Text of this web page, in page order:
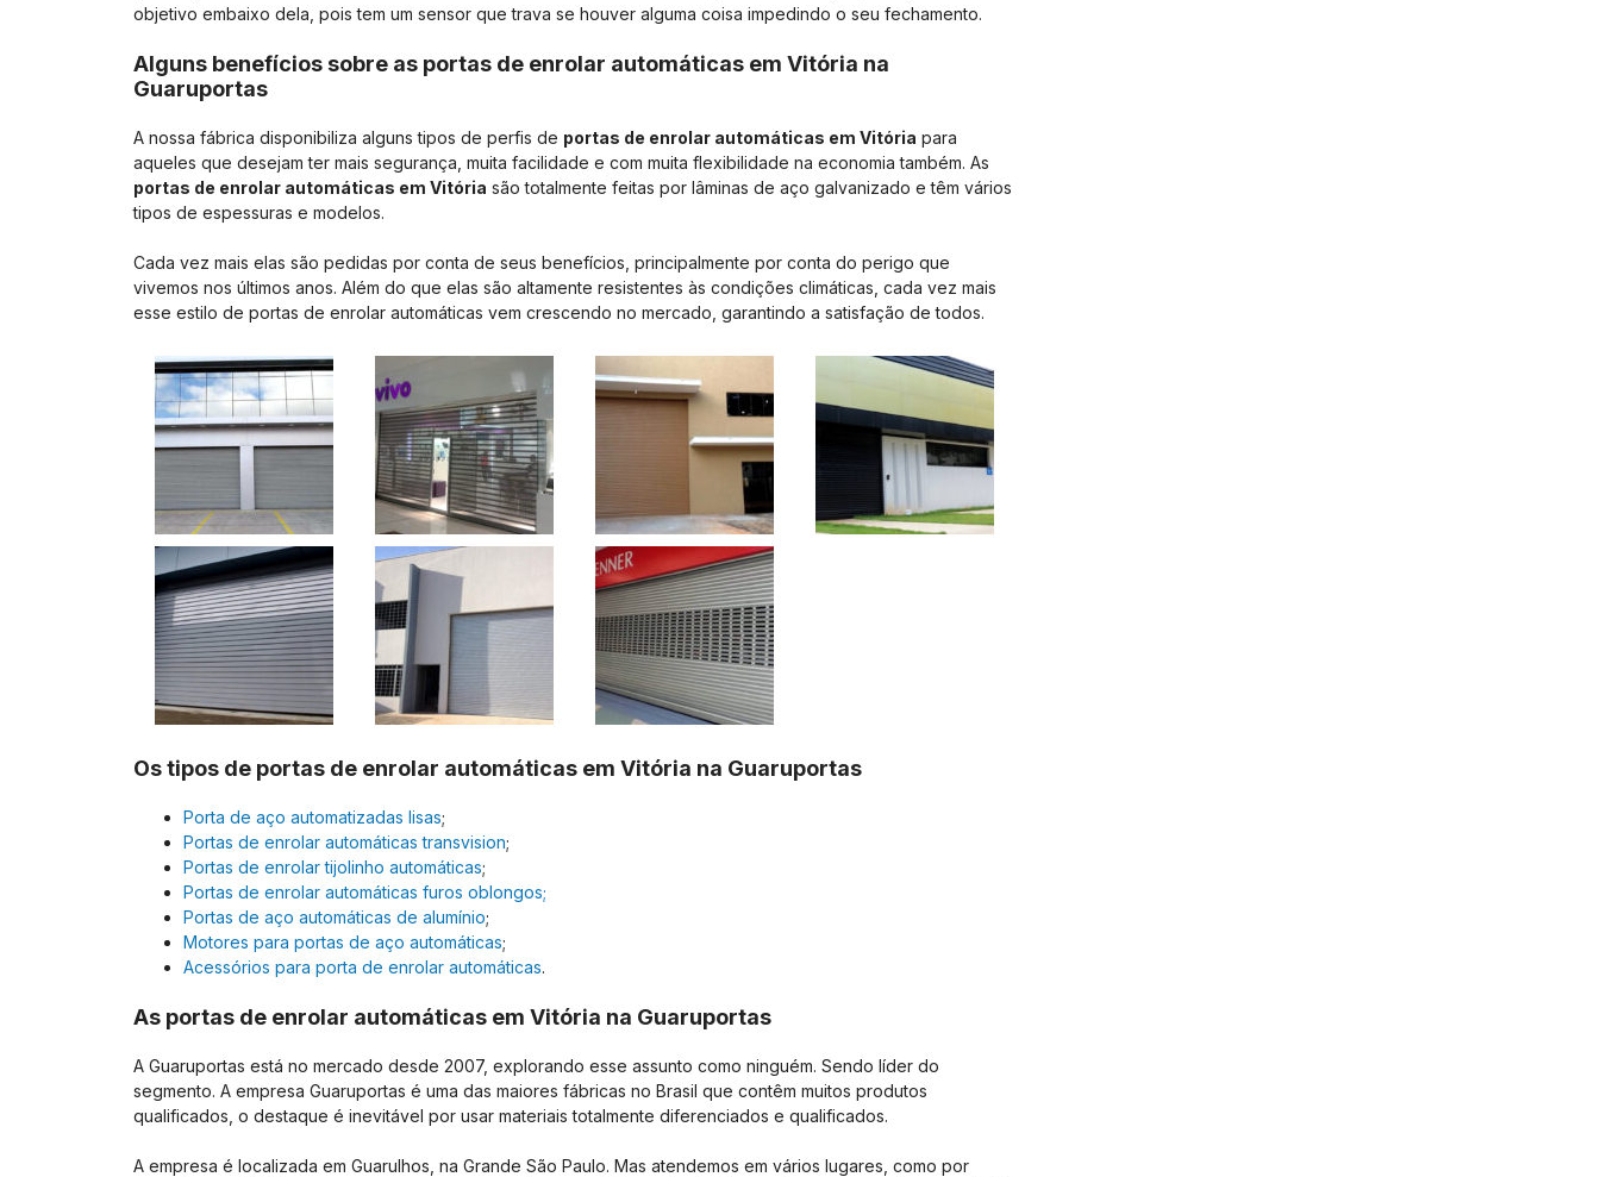
objetivo embaixo dela, pois tem um sensor que trava se houver alguma coisa impedindo o seu fechamento.
Alguns benefícios sobre as portas de enrolar automáticas em Vitória na
Guaruportas
A nossa fábrica disponibiliza alguns tipos de perfis de portas de enrolar automáticas em Vitória para
aqueles que desejam ter mais segurança, muita facilidade e com muita flexibilidade na economia também. As
portas de enrolar automáticas em Vitória são totalmente feitas por lâminas de aço galvanizado e têm vários
tipos de espessuras e modelos.
Cada vez mais elas são pedidas por conta de seus benefícios, principalmente por conta do perigo que
vivemos nos últimos anos. Além do que elas são altamente resistentes às condições climáticas, cada vez mais
esse estilo de portas de enrolar automáticas vem crescendo no mercado, garantindo a satisfação de todos.
Os tipos de portas de enrolar automáticas em Vitória na Guaruportas
Porta de aço automatizadas lisas;
Portas de enrolar automáticas transvision;
Portas de enrolar tijolinho automáticas;
Portas de enrolar automáticas furos oblongos;
Portas de aço automáticas de alumínio;
Motores para portas de aço automáticas;
Acessórios para porta de enrolar automáticas.
As portas de enrolar automáticas em Vitória na Guaruportas
A Guaruportas está no mercado desde 2007, explorando esse assunto como ninguém. Sendo líder do
segmento. A empresa Guaruportas é uma das maiores fábricas no Brasil que contêm muitos produtos
qualificados, o destaque é inevitável por usar materiais totalmente diferenciados e qualificados.
A empresa é localizada em Guarulhos, na Grande São Paulo. Mas atendemos em vários lugares, como por